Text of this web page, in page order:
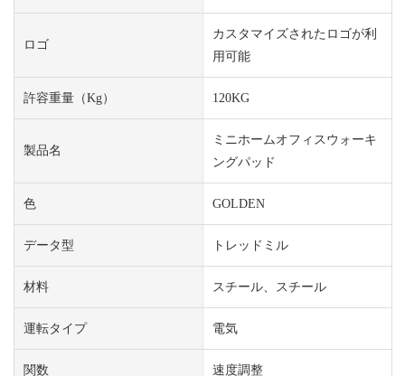
ロゴ
カスタマイズされたロゴが利
用可能
許容重量（kg） 120KG
製品名
ミニホームオフィスウォーキ
ングパッド
色 GOLDEN
データ型 トレッドミル
材料 スチール、スチール
運転タイプ 電気
関数 速度調整